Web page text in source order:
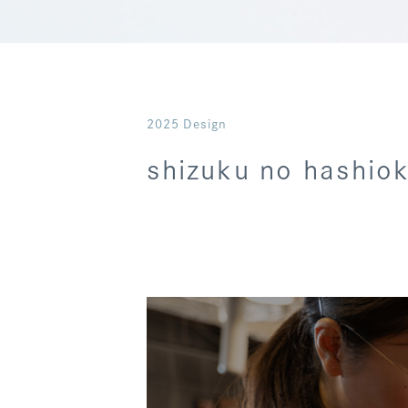
2025 Design
shizuku no